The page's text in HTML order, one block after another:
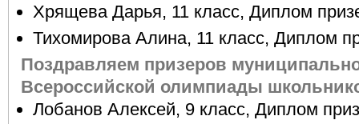
Хрящева Дарья, 11 класс, Диплом
Тихомирова Алина, 11 класс, Диплом
Поздравляем призеров
Всероссийской олимпиады
Лобанов Алексей, 9 класс, Диплом